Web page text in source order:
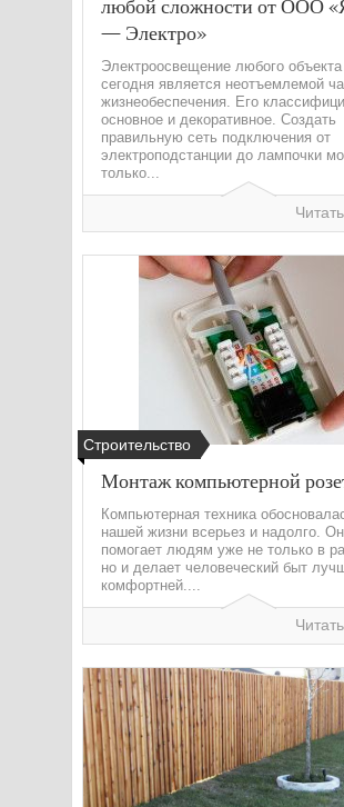
любой сложности от ООО
— Электро»
Электроосвещение любого объекта
сегодня является неотъемлемой
жизнеобеспечения. Его
основное и декоративное. Создать
правильную сеть подключения от
электроподстанции до лампочки
только...
Строительство
Монтаж компьютерной
Компьютерная техника
нашей жизни всерьез и надолго.
помогает людям уже не только в
но и делает человеческий быт
комфортней....